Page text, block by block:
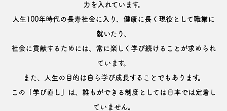
力を入れています。
人生100年時代の長寿社会に入り、健康に長く現役として職業に
就いたり、
社会に貢献するためには、 常に楽しく学び続けることが求められ
ています。
また、人生の目的は自ら学び成長することでもあります。
この「学び直し」は、誰もができる制度としては日本では定着し
ていません。